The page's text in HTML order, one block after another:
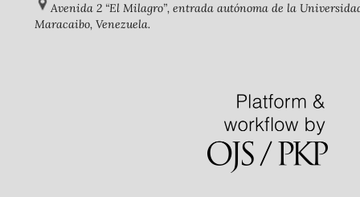
Avenida 2 “El Milagro”, entrada autónoma de la
Maracaibo, Venezuela.